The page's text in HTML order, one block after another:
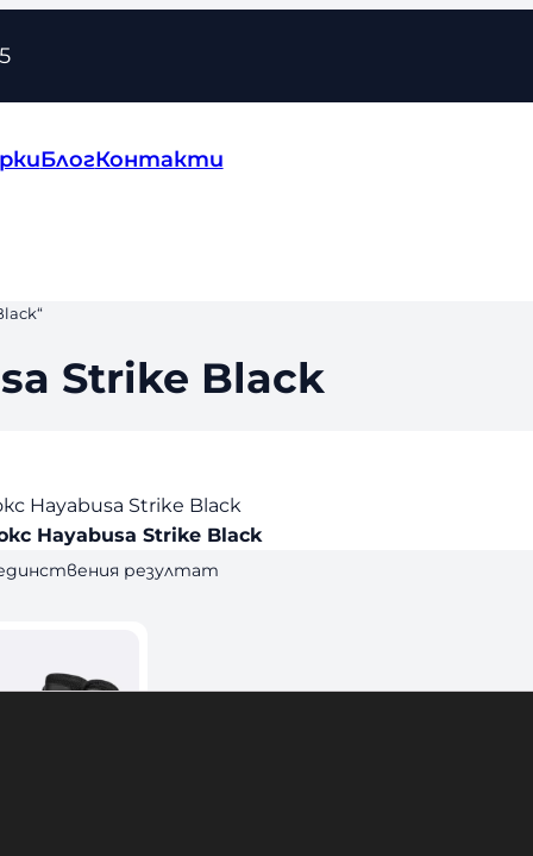
БлогКонтакти
Strike Black
Hayabusa Strike Black
Hayabusa Strike Black
резултат